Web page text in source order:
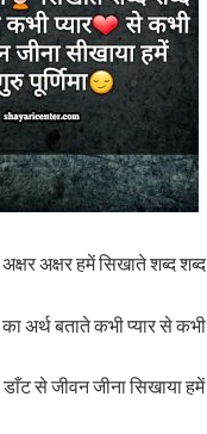
अक्षर अक्षर हमें सिखाते शब्द शब्द
का अर्थ बताते कभी प्यार से कभी
डाँट से जीवन जीना सिखाया हमें